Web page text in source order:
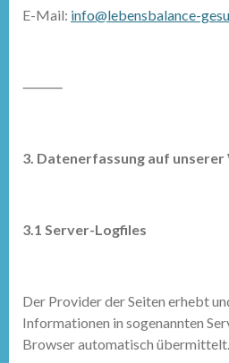
E-Mail: info@lebensbalance-
⸻
3. Datenerfassung auf
3.1 Server-Logfiles
Der Provider der Seiten erhebt
Informationen in sogenannten
Browser automatisch